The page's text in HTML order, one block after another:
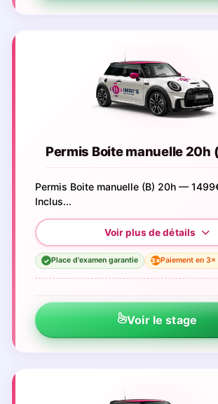
Permis Boite manuelle 20h
Permis Boite manuelle (B) 20h —
Inclus...
✓ Place d'examen garantie 3×Paiement en
Voir le stage